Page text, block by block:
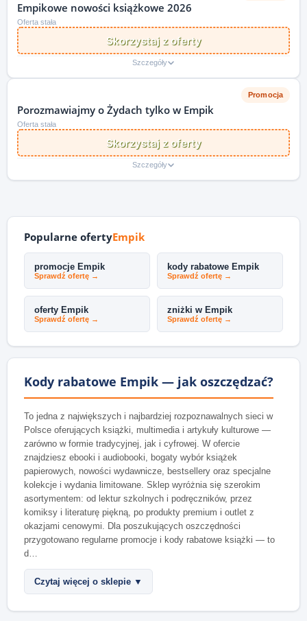
Empikowe nowości książkowe 2026
Oferta stała
Skorzystaj z oferty
Szczegóły
Promocja
Porozmawiajmy o Żydach tylko w Empik
Oferta stała
Skorzystaj z oferty
Szczegóły
Popularne ofertyEmpik
promocje Empik
Sprawdź ofertę →
kody rabatowe Empik
Sprawdź ofertę →
oferty Empik
Sprawdź ofertę →
zniżki w Empik
Sprawdź ofertę →
Kody rabatowe Empik — jak oszczędzać?
To jedna z największych i najbardziej rozpoznawalnych sieci w
Polsce oferujących książki, multimedia i artykuły kulturowe —
zarówno w formie tradycyjnej, jak i cyfrowej. W ofercie
znajdziesz ebooki i audiobooki, bogaty wybór książek
papierowych, nowości wydawnicze, bestsellery oraz specjalne
kolekcje i wydania limitowane. Sklep wyróżnia się szerokim
asortymentem: od lektur szkolnych i podręczników, przez
komiksy i literaturę piękną, po produkty premium i outlet z
okazjami cenowymi. Dla poszukujących oszczędności
przygotowano regularne promocje i kody rabatowe książki — to
d…
Czytaj więcej o sklepie ▼